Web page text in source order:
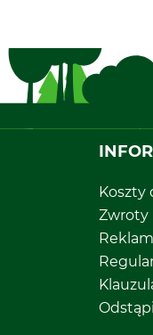
Koszty
Zwroty